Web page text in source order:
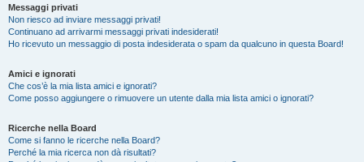
Messaggi privati
Non riesco ad inviare messaggi privati!
Continuano ad arrivarmi messaggi privati indesiderati!
Ho ricevuto un messaggio di posta indesiderata o spam da qualcuno in questa Board!
Amici e ignorati
Che cos’è la mia lista amici e ignorati?
Come posso aggiungere o rimuovere un utente dalla mia lista amici o ignorati?
Ricerche nella Board
Come si fanno le ricerche nella Board?
Perché la mia ricerca non dà risultati?